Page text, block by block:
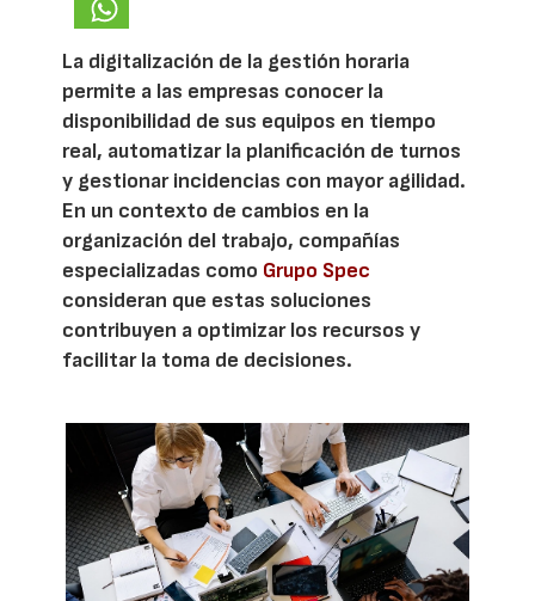
La digitalización de la gestión horaria
permite a las empresas conocer la
disponibilidad de sus equipos en tiempo
real, automatizar la planificación de turnos
y gestionar incidencias con mayor agilidad.
En un contexto de cambios en la
organización del trabajo, compañías
especializadas como Grupo Spec
consideran que estas soluciones
contribuyen a optimizar los recursos y
facilitar la toma de decisiones.